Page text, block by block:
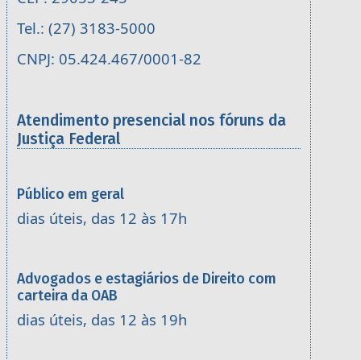
Tel.: (27) 3183-5000
CNPJ: 05.424.467/0001-82
Atendimento presencial nos fóruns da
Justiça Federal
Público em geral
dias úteis, das 12 às 17h
Advogados e estagiários de Direito com
carteira da OAB
dias úteis, das 12 às 19h